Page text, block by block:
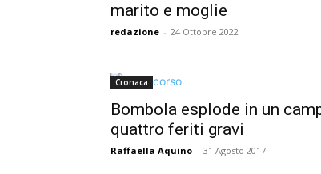
marito e moglie
redazione - 24 Ottobre 2022
Cronaca
Bombola esplode in un
quattro feriti gravi
Raffaella Aquino - 31 Agosto 2017